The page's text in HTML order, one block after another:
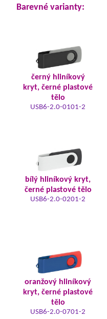
Barevné varianty:
černý hliníkový
kryt, černé plastové
tělo
USB6-2.0-0101-2
bílý hliníkový kryt,
černé plastové tělo
USB6-2.0-0201-2
oranžový hliníkový
kryt, černé plastové
tělo
USB6-2.0-0701-2